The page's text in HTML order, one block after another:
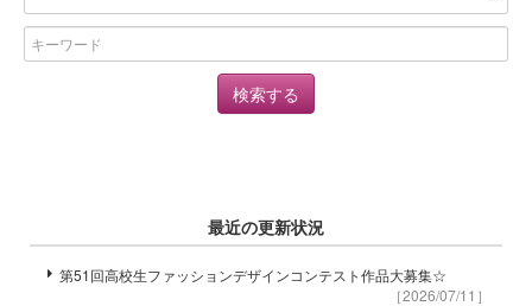
最近の更新状況
第51回高校生ファッションデザインコンテスト作品大募集☆
［2026/07/11］